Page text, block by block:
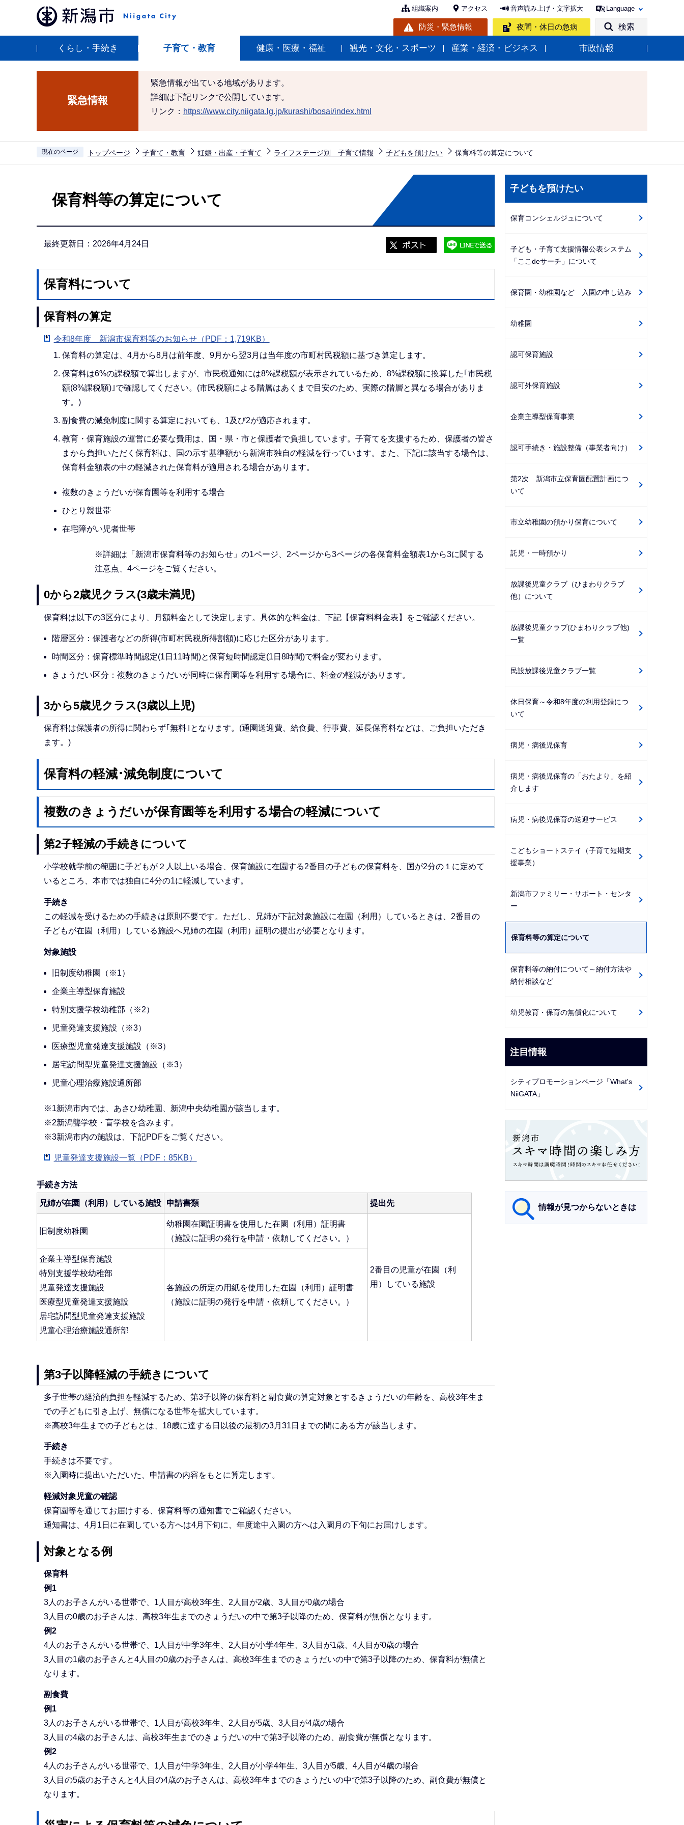
ペ
組織案内 アクセス 音声読み上げ・文字拡大 Language
防災・緊急情報 夜間・休日の急病 検索
くらし・手続き 子育て・教育 健康・医療・福祉 観光・文化・スポーツ 産業・経済・ビジネス 市政情報
緊急情報
緊急情報が出ている地域があります。
詳細は下記リンクで公開しています。
リンク： https://www.city.niigata.lg.jp/kurashi/bosai/index.html
現在のページ トップページ 子育て・教育 妊娠・出産・子育て ライフステージ別 子育て情報 子どもを預けたい 保育料等の算定について
保育料等の算定について
最終更新日：2026年4月24日
保育料について
保育料の算定
令和8年度 新潟市保育料等のお知らせ（PDF：1,719KB）
保育料の算定は、4月から8月は前年度、9月から翌3月は当年度の市町村民税額に基づき算定します。
保育料は6%の課税額で算出しますが、市民税通知には8%課税額が表示されているため、8%課税額に換算した｢市民税
額(8%課税額)｣で確認してください。(市民税額による階層はあくまで目安のため、実際の階層と異なる場合がありま
す。)
副食費の減免制度に関する算定においても、1及び2が適応されます。
教育・保育施設の運営に必要な費用は、国・県・市と保護者で負担しています。子育てを支援するため、保護者の皆さ
まから負担いただく保育料は、国の示す基準額から新潟市独自の軽減を行っています。また、下記に該当する場合は、
保育料金額表の中の軽減された保育料が適用される場合があります。
複数のきょうだいが保育園等を利用する場合
ひとり親世帯
在宅障がい児者世帯
※詳細は「新潟市保育料等のお知らせ」の1ページ、2ページから3ページの各保育料金額表1から3に関する
注意点、4ページをご覧ください。
0から2歳児クラス(3歳未満児)
保育料は以下の3区分により、月額料金として決定します。具体的な料金は、下記【保育料料金表】をご確認ください。
階層区分：保護者などの所得(市町村民税所得割額)に応じた区分があります。
時間区分：保育標準時間認定(1日11時間)と保育短時間認定(1日8時間)で料金が変わります。
きょうだい区分：複数のきょうだいが同時に保育園等を利用する場合に、料金の軽減があります。
3から5歳児クラス(3歳以上児)
保育料は保護者の所得に関わらず｢無料｣となります。(通園送迎費、給食費、行事費、延長保育料などは、ご負担いただき
ます。)
保育料の軽減･減免制度について
複数のきょうだいが保育園等を利用する場合の軽減について
第2子軽減の手続きについて
小学校就学前の範囲に子どもが２人以上いる場合、保育施設に在園する2番目の子どもの保育料を、国が2分の１に定めて
いるところ、本市では独自に4分の1に軽減しています。
手続き
この軽減を受けるための手続きは原則不要です。ただし、兄姉が下記対象施設に在園（利用）しているときは、2番目の
子どもが在園（利用）している施設へ兄姉の在園（利用）証明の提出が必要となります。
対象施設
旧制度幼稚園（※1）
企業主導型保育施設
特別支援学校幼稚部（※2）
児童発達支援施設（※3）
医療型児童発達支援施設（※3）
居宅訪問型児童発達支援施設（※3）
児童心理治療施設通所部
※1新潟市内では、あさひ幼稚園、新潟中央幼稚園が該当します。
※2新潟聾学校・盲学校を含みます。
※3新潟市内の施設は、下記PDFをご覧ください。
児童発達支援施設一覧（PDF：85KB）
手続き方法
兄姉が在園（利用）している施設 申請書類 提出先
旧制度幼稚園
幼稚園在園証明書を使用した在園（利用）証明書
（施設に証明の発行を申請・依頼してください。）
2番目の児童が在園（利
用）している施設
企業主導型保育施設
特別支援学校幼稚部
児童発達支援施設
医療型児童発達支援施設
居宅訪問型児童発達支援施設
児童心理治療施設通所部
各施設の所定の用紙を使用した在園（利用）証明書
（施設に証明の発行を申請・依頼してください。）
第3子以降軽減の手続きについて
多子世帯の経済的負担を軽減するため、第3子以降の保育料と副食費の算定対象とするきょうだいの年齢を、高校3年生ま
での子どもに引き上げ、無償になる世帯を拡大しています。
※高校3年生までの子どもとは、18歳に達する日以後の最初の3月31日までの間にある方が該当します。
手続き
手続きは不要です。
※入園時に提出いただいた、申請書の内容をもとに算定します。
軽減対象児童の確認
保育園等を通じてお届けする、保育料等の通知書でご確認ください。
通知書は、4月1日に在園している方へは4月下旬に、年度途中入園の方へは入園月の下旬にお届けします。
対象となる例
保育料
例1
3人のお子さんがいる世帯で、1人目が高校3年生、2人目が2歳、3人目が0歳の場合
3人目の0歳のお子さんは、高校3年生までのきょうだいの中で第3子以降のため、保育料が無償となります。
例2
4人のお子さんがいる世帯で、1人目が中学3年生、2人目が小学4年生、3人目が1歳、4人目が0歳の場合
3人目の1歳のお子さんと4人目の0歳のお子さんは、高校3年生までのきょうだいの中で第3子以降のため、保育料が無償と
なります。
副食費
例1
3人のお子さんがいる世帯で、1人目が高校3年生、2人目が5歳、3人目が4歳の場合
3人目の4歳のお子さんは、高校3年生までのきょうだいの中で第3子以降のため、副食費が無償となります。
例2
4人のお子さんがいる世帯で、1人目が中学3年生、2人目が小学4年生、3人目が5歳、4人目が4歳の場合
3人目の5歳のお子さんと4人目の4歳のお子さんは、高校3年生までのきょうだいの中で第3子以降のため、副食費が無償と
なります。
ビ
ー
ン
こ
ら
子どもを預けたい
保育コンシェルジュについて
子ども・子育て支援情報公表システム
「ここdeサーチ」について
保育園・幼稚園など 入園の申し込み
幼稚園
認可保育施設
認可外保育施設
企業主導型保育事業
認可手続き・施設整備（事業者向け）
第2次 新潟市立保育園配置計画につ
いて
市立幼稚園の預かり保育について
託児・一時預かり
放課後児童クラブ（ひまわりクラブ
他）について
放課後児童クラブ(ひまわりクラブ他)
一覧
民設放課後児童クラブ一覧
休日保育～令和8年度の利用登録につ
いて
病児・病後児保育
病児・病後児保育の「おたより」を紹
介します
病児・病後児保育の送迎サービス
こどもショートステイ（子育て短期支
援事業）
新潟市ファミリー・サポート・センタ
ー
保育料等の算定について
保育料等の納付について～納付方法や
納付相談など
幼児教育・保育の無償化について
注目情報
シティプロモーションページ「What's
NiiGATA」
情報が見つからないときは